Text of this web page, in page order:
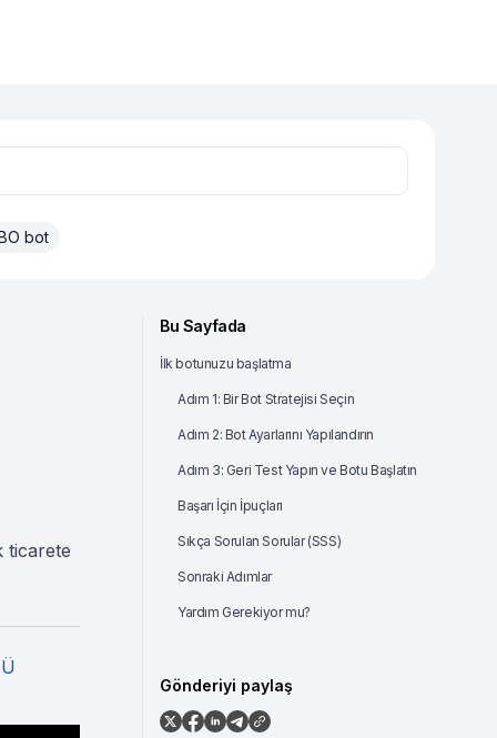
bot
ticarete
Bu Sayfada
İlk botunuzu başlatma
Adım 1: Bir Bot Stratejisi Seçin
Adım 2: Bot Ayarlarını Yapılandırın
Adım 3: Geri Test Yapın ve Botu Başlatın
Başarı İçin İpuçları
Sıkça Sorulan Sorular (SSS)
Sonraki Adımlar
Yardım Gerekiyor mu?
Gönderiyi paylaş